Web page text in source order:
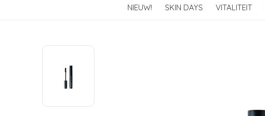
NIEUW! SKIN DAYS VITALITEIT